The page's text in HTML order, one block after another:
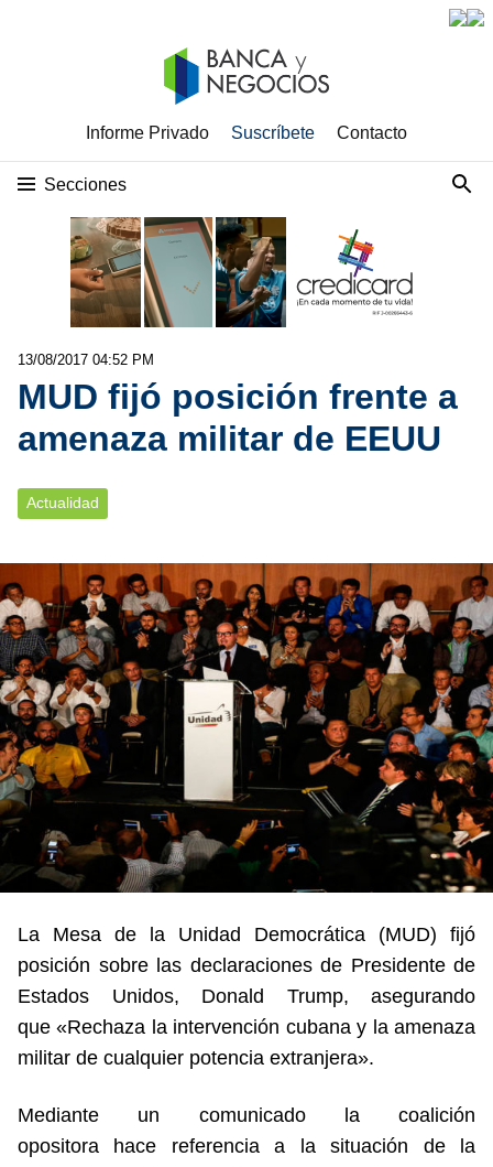
Informe Privado Suscríbete Contacto
Secciones
13/08/2017 04:52 PM
MUD fijó posición frente a
amenaza militar de EEUU
Actualidad
La Mesa de la Unidad Democrática (MUD) fijó
posición sobre las declaraciones de Presidente de
Estados Unidos, Donald Trump, asegurando
que «Rechaza la intervención cubana y la amenaza
militar de cualquier potencia extranjera».
Mediante un comunicado la coalición
opositora hace referencia a la situación de la